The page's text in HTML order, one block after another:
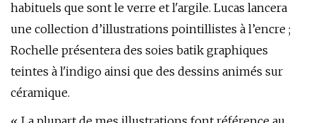
habituels que sont le verre et l'argile. Lucas lancera
une collection d’illustrations pointillistes à l’encre ;
Rochelle présentera des soies batik graphiques
teintes à l'indigo ainsi que des dessins animés sur
céramique.